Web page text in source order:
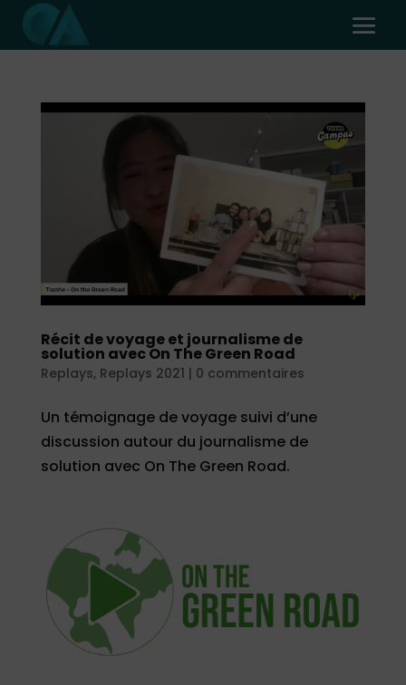
Récit de voyage et journalisme de
solution avec On The Green Road
Replays, Replays 2021 | 0 commentaires
Un témoignage de voyage suivi d’une
discussion autour du journalisme de
solution avec On The Green Road.